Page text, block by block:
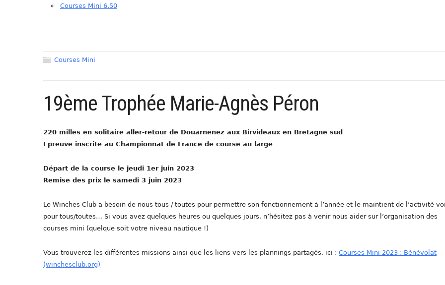
Courses Mini 6.50
Courses Mini
19ème Trophée Marie-Agnès Péron
220 milles en solitaire aller-retour de Douarnenez aux Birvideaux en Bretagne sud
Epreuve inscrite au Championnat de France de course au large
Départ de la course le jeudi 1er juin 2023
Remise des prix le samedi 3 juin 2023
Le Winches Club a besoin de nous tous / toutes pour permettre son fonctionnement à l’année et le maintient de l’activité
pour tous/toutes… Si vous avez quelques heures ou quelques jours, n’hésitez pas à venir nous aider sur l’organisation des
courses mini (quelque soit votre niveau nautique !)
Vous trouverez les différentes missions ainsi que les liens vers les plannings partagés, ici : Courses Mini 2023 : Bénévolat
(winchesclub.org)